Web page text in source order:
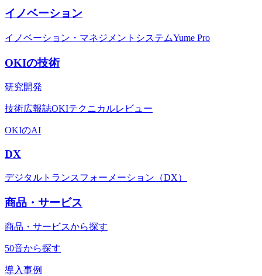
イノベーション
イノベーション・マネジメントシステムYume Pro
OKIの技術
研究開発
技術広報誌OKIテクニカルレビュー
OKIのAI
DX
デジタルトランスフォーメーション（DX）
商品・サービス
商品・サービスから探す
50音から探す
導入事例